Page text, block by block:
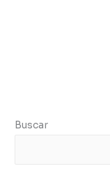
Buscar